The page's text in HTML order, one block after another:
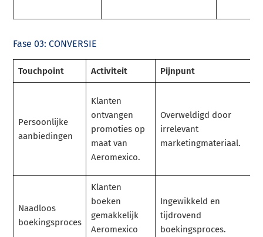
Fase 03: CONVERSIE
Touchpoint Activiteit Pijnpunt
Persoonlijke
aanbiedingen
Klanten
ontvangen
promoties op
maat van
Aeromexico.
Overweldigd door
irrelevant
marketingmateriaal.
Naadloos
boekingsproces
Klanten
boeken
gemakkelijk
Aeromexico
Ingewikkeld en
tijdrovend
boekingsproces.